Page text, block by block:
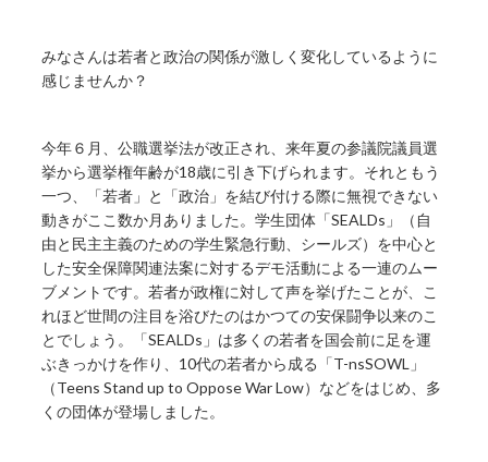
みなさんは若者と政治の関係が激しく変化しているように
感じませんか？
今年６月、公職選挙法が改正され、来年夏の参議院議員選
挙から選挙権年齢が18歳に引き下げられます。それともう
一つ、「若者」と「政治」を結び付ける際に無視できない
動きがここ数か月ありました。学生団体「SEALDs」（自
由と民主主義のための学生緊急行動、シールズ）を中心と
した安全保障関連法案に対するデモ活動による一連のムー
ブメントです。若者が政権に対して声を挙げたことが、こ
れほど世間の注目を浴びたのはかつての安保闘争以来のこ
とでしょう。「SEALDs」は多くの若者を国会前に足を運
ぶきっかけを作り、10代の若者から成る「T-nsSOWL」
（Teens Stand up to Oppose War Low）などをはじめ、多
くの団体が登場しました。